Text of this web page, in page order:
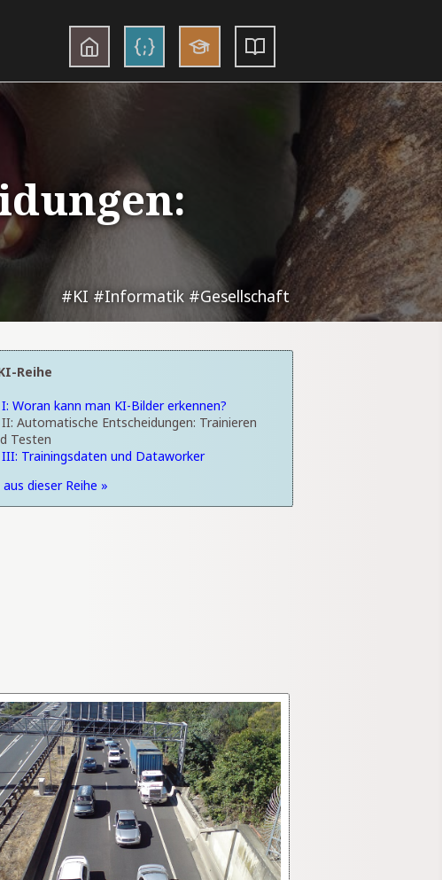
#KI #Informatik #Gesellschaft
Reihe
Woran kann man KI-Bilder erkennen?
Automatische Entscheidungen: Trainieren
Testen
Trainingsdaten und Dataworker
aus dieser Reihe »